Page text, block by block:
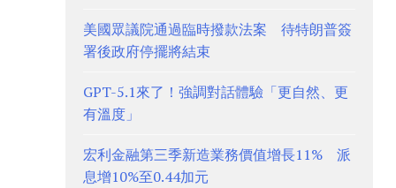
美國眾議院通過臨時撥款法案 待特朗普簽
署後政府停擺將結束
GPT-5.1來了！強調對話體驗「更自然、更
有溫度」
宏利金融第三季新造業務價值增長11% 派
息增10%至0.44加元